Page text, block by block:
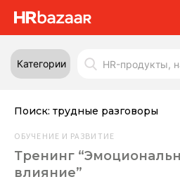
Категории
Поиск: трудные разговоры
ОБУЧЕНИЕ И РАЗВИТИЕ
Тренинг
влияние”